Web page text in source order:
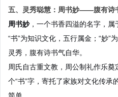
五、灵秀聪慧：周书妙——腹有诗
周书妙，一个书香四溢的名字，属
“书”为知识文化，五行属金；“妙
灵秀，腹有诗书气自华。
周氏自古重文教，周公制礼作乐
个“书”字，寄托了家族对文化传